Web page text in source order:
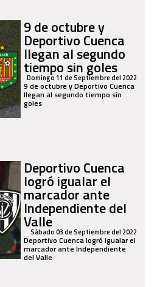
9 de octubre y
Deportivo Cuenca
llegan al segundo
tiempo sin goles
Domingo 11 de Septiembre del 2022
9 de octubre y Deportivo Cuenca
llegan al segundo tiempo sin
goles
Deportivo Cuenca
logró igualar el
marcador ante
Independiente del
Valle
Sábado 03 de Septiembre del 2022
Deportivo Cuenca logró igualar el
marcador ante Independiente
del Valle